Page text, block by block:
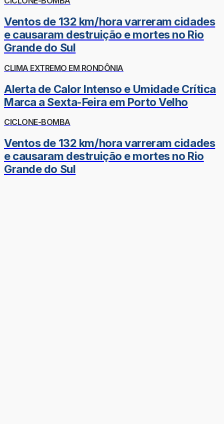
Ventos de 132 km/hora varreram cidades
e causaram destruição e mortes no Rio
Grande do Sul
CLIMA EXTREMO EM RONDÔNIA
Alerta de Calor Intenso e Umidade Crítica
Marca a Sexta-Feira em Porto Velho
CICLONE-BOMBA
Ventos de 132 km/hora varreram cidades
e causaram destruição e mortes no Rio
Grande do Sul